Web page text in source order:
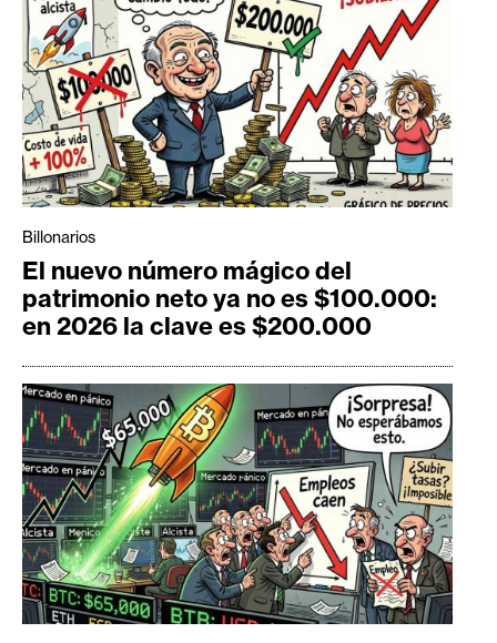
Billonarios
El nuevo número mágico del
patrimonio neto ya no es $100.000:
en 2026 la clave es $200.000